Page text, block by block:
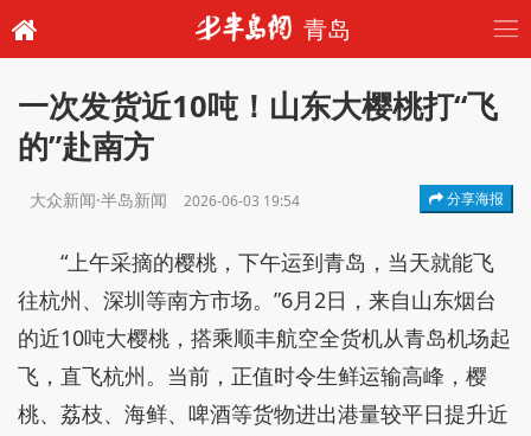
青岛
一次发货近10吨！山东大樱桃打“飞
的”赴南方
大众新闻·半岛新闻 2026-06-03 19:54 分享海报
“上午采摘的樱桃，下午运到青岛，当天就能飞
往杭州、深圳等南方市场。”6月2日，来自山东烟台
的近10吨大樱桃，搭乘顺丰航空全货机从青岛机场起
飞，直飞杭州。当前，正值时令生鲜运输高峰，樱
桃、荔枝、海鲜、啤酒等货物进出港量较平日提升近